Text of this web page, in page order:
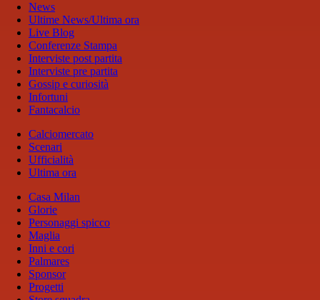
News
Ultime News/Ultima ora
Live Blog
Conferenze Stampa
Interviste post partita
Interviste pre partita
Gossip e curiosità
Infortuni
Fantacalcio
Calciomercato
Scenari
Ufficialità
Ultima ora
Casa Milan
Glorie
Personaggi spicco
Maglia
Inni e cori
Palmares
Sponsor
Progetti